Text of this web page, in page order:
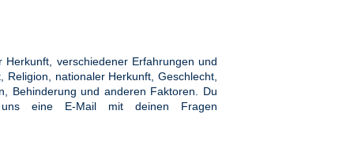
verschiedener Erfahrungen und
nationaler Herkunft, Geschlecht,
Behinderung und anderen Faktoren. Du
eine E-Mail mit deinen Fragen